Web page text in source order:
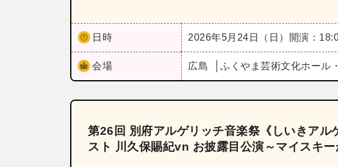
日時 2026年5月24日（日） 開演：
会場 広島 ふくやま芸術文化ホール
第26回 別府アルゲリッチ音楽祭《しいきアル
スト 川久保賜紀vn お披露目公演～マイスキー